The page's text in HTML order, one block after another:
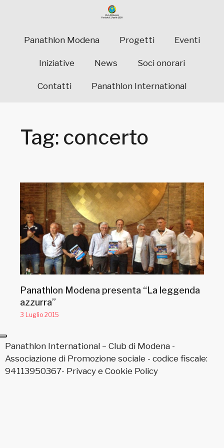
Panathlon Modena Progetti Eventi
Iniziative News Soci onorari
Contatti Panathlon International
Tag: concerto
Panathlon Modena presenta “La leggenda
azzurra”
3 Luglio 2015
Panathlon International – Club di Modena -
Associazione di Promozione sociale - codice fiscale:
94113950367- Privacy e Cookie Policy